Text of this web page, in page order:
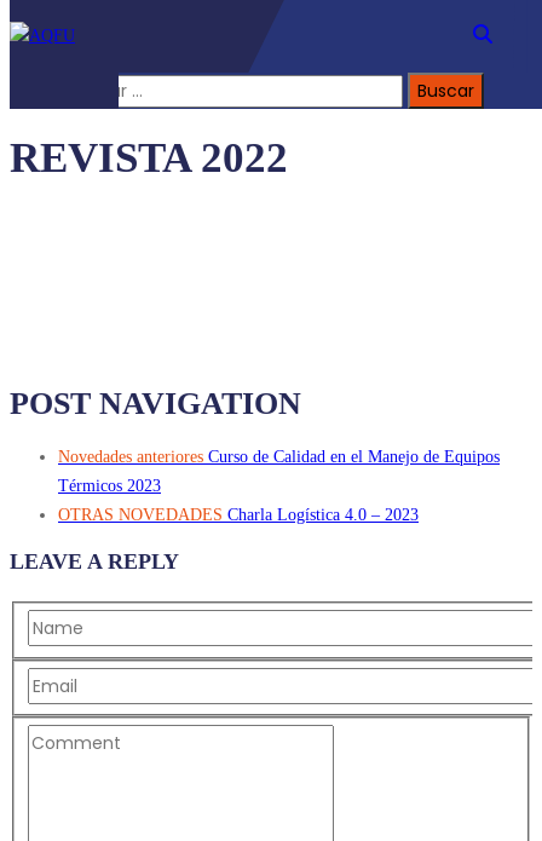
REVISTA 2022
POST NAVIGATION
Novedades anteriores Curso de Calidad en el Manejo de Equipos
Térmicos 2023
OTRAS NOVEDADES Charla Logística 4.0 – 2023
LEAVE A REPLY